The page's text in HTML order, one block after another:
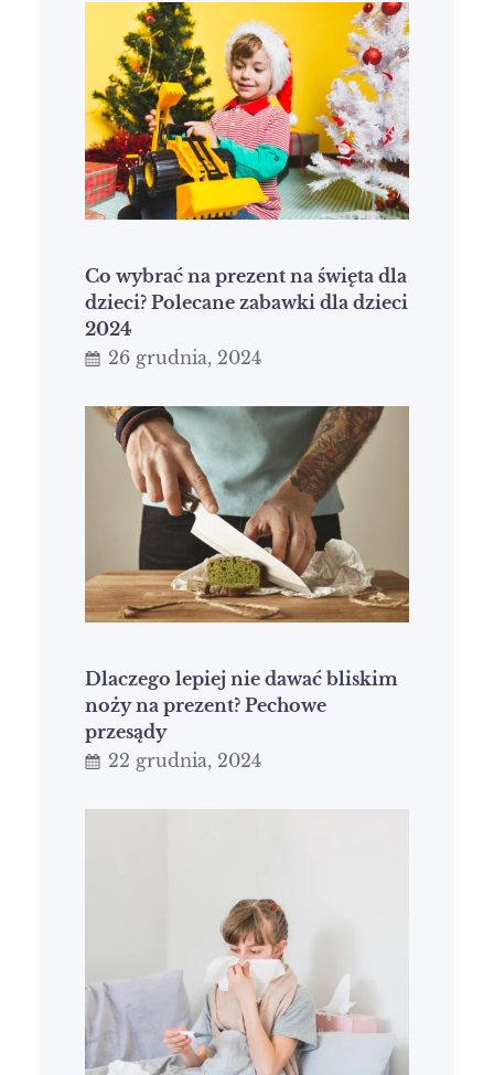
Co wybrać na prezent na święta dla
dzieci? Polecane zabawki dla dzieci
2024
26 grudnia, 2024
Dlaczego lepiej nie dawać bliskim
noży na prezent? Pechowe
przesądy
22 grudnia, 2024